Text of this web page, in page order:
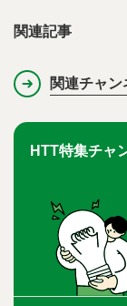
関連記事
関連チャン